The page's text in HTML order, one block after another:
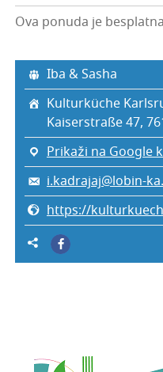
Ova ponuda je besplatna
Iba & Sasha
Kul­tur­küc­he
Kaiser­straße 47,
Prikaži na Google
i.kadrajaj@lobin-
https://